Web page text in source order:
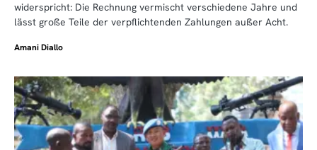
widerspricht: Die Rechnung vermischt verschiedene Jahre und
lässt große Teile der verpflichtenden Zahlungen außer Acht.
Amani Diallo